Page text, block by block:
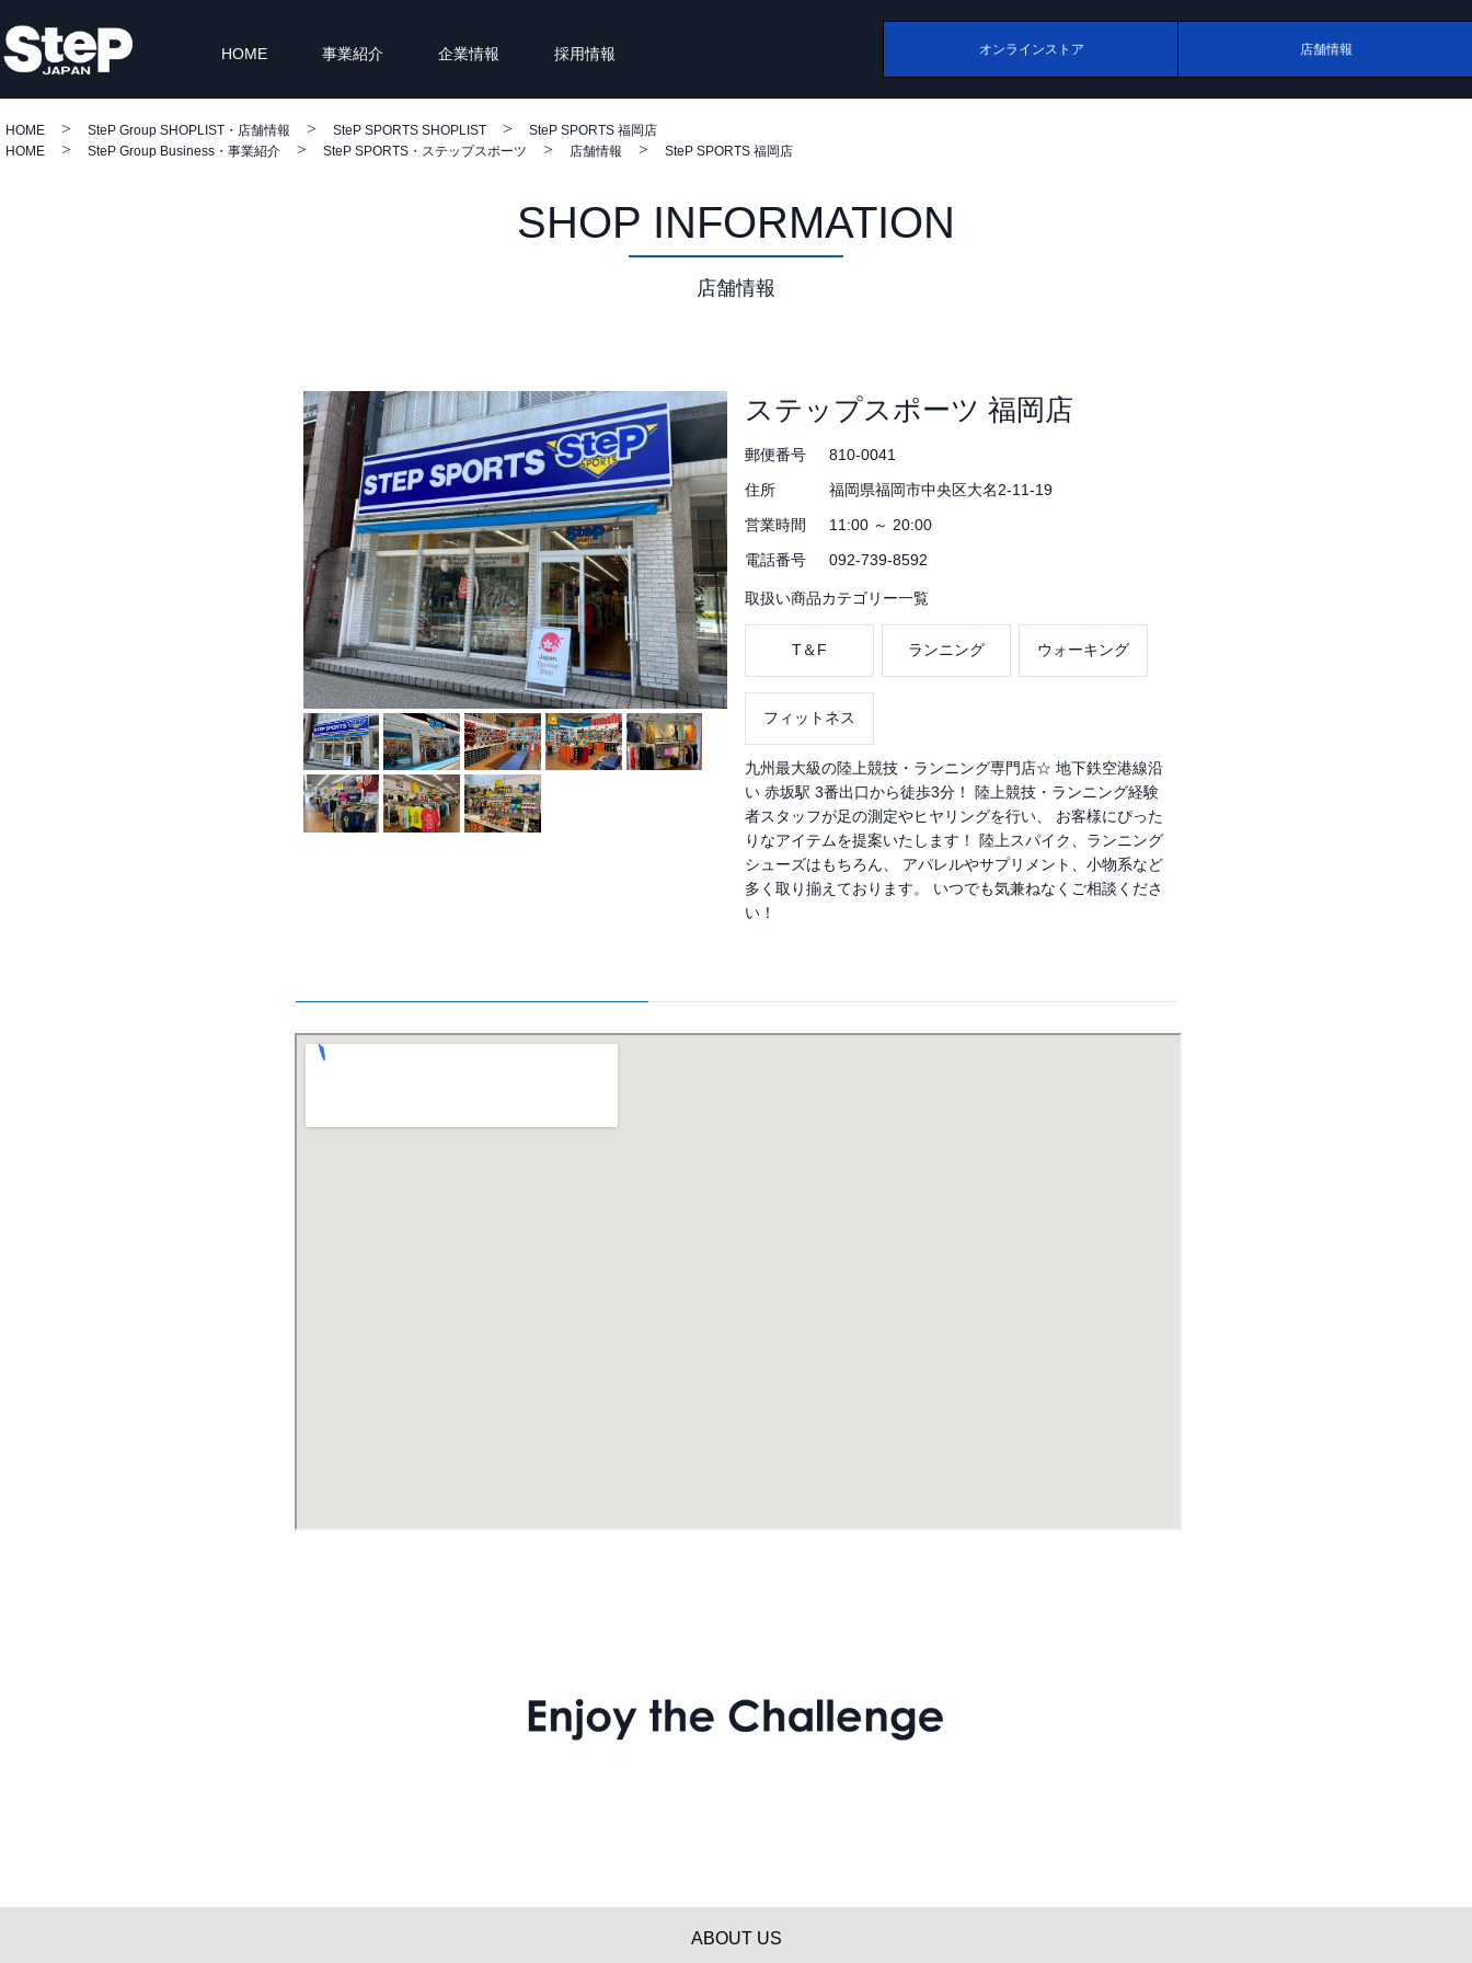
HOME 事業紹介 企業情報 採用情報 オンラインストア 店舗情報
HOME SteP Group SHOPLIST・店舗情報 SteP SPORTS SHOPLIST
SteP SPORTS 福岡店
HOME
SteP Group Business・事業紹介 SteP SPORTS・ステップスポーツ 店舗情報 SteP SPORTS 福岡店
SHOP INFORMATION
店舗情報
ステップスポーツ 福岡店
郵便番号
810-0041
住所
福岡県福岡市中央区大名2-11-19
営業時間
11:00 ～ 20:00
電話番号
092-739-8592
取扱い商品カテゴリー一覧
T＆F ランニング ウォーキング
フィットネス
九州最大級の陸上競技・ランニング専門店☆ 地下鉄空港線沿
い 赤坂駅 3番出口から徒歩3分！ 陸上競技・ランニング経験
者スタッフが足の測定やヒヤリングを行い、 お客様にぴった
りなアイテムを提案いたします！ 陸上スパイク、ランニング
シューズはもちろん、 アパレルやサプリメント、小物系など
多く取り揃えております。 いつでも気兼ねなくご相談くださ
い！
ABOUT US